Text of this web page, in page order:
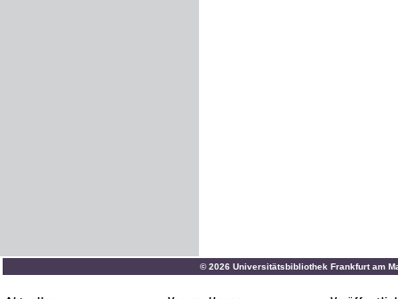
© 2026 Universitätsbibliothek Frankfurt am